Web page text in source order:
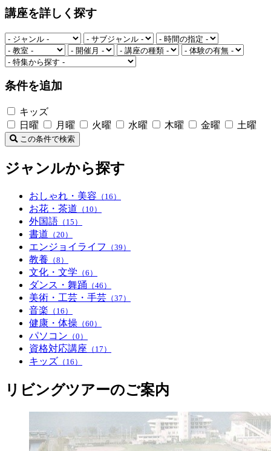
講座を詳しく探す
条件を追加
キッズ
日曜
月曜 火曜 水曜 木曜 金曜 土曜
この条件で検索
ジャンルから探す
おしゃれ・美容 （16）
お花・茶道 （10）
外国語 （15）
書道 （20）
エンジョイライフ （39）
教養 （8）
文化・文学 （6）
ダンス・舞踊 （46）
美術・工芸・手芸 （37）
音楽 （16）
健康・体操 （60）
パソコン （0）
資格対応講座 （17）
キッズ （16）
リビングツアーのご案内